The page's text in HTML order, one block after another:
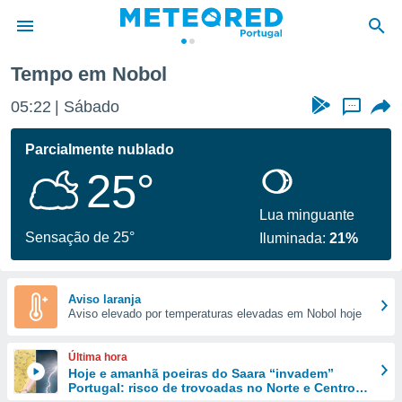
da
foi
fornecidas
a este
das
e
forma
digital
Tempo em Nobol
05:22 Sábado ...
Parcialmente nublado
25°
Sensação de 25°
Lua minguante
Iluminada:21%
Aviso laranja
Aviso elevado por temperaturas elevadas em Nobol hoje
Última hora
Hoje e amanhã poeiras do Saara “invadem”
Portugal: risco de trovoadas no Norte e Centro